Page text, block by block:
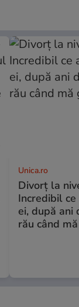
Unica.ro
Divorț la
Incredibil
ei, după ani
rău când